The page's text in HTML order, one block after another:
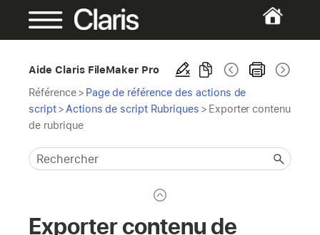
Aide Claris FileMaker Pro
Référence> Page de référence des actions de
script> Actions de script Rubriques > Exporter contenu
de rubrique
Exporter contenu de